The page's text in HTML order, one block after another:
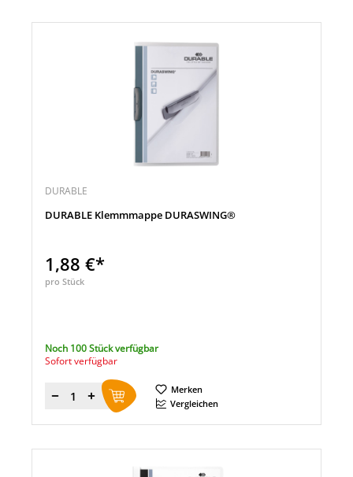
DURABLE
DURABLE Klemmmappe DURASWING®
1,88 €*
pro Stück
Noch 100 Stück verfügbar
Sofort verfügbar
Menge
Merken
Vergleichen